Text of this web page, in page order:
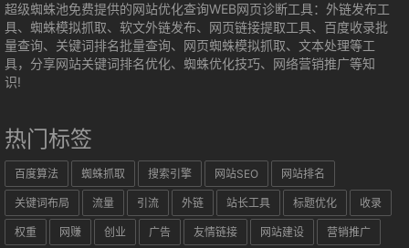
超级蜘蛛池免费提供的网站优化查询WEB网页诊断工具：外链发布工
具、蜘蛛模拟抓取、软文外链发布、网页链接提取工具、百度收录批
量查询、关键词排名批量查询、网页蜘蛛模拟抓取、文本处理等工
具，分享网站关键词排名优化、蜘蛛优化技巧、网络营销推广等知
识!
热门标签
百度算法 蜘蛛抓取 搜索引擎 网站SEO 网站排名
关键词布局 流量 引流 外链 站长工具 标题优化 收录
权重 网赚 创业 广告 友情链接 网站建设 营销推广